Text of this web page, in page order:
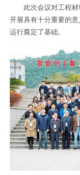
此次会议对工程
开展具有十分重要的
运行奠定了基础。